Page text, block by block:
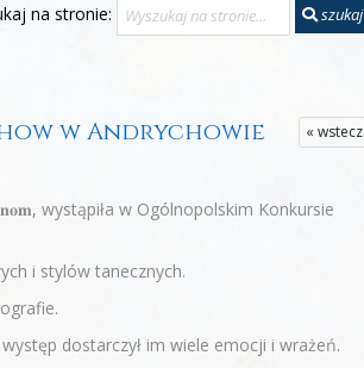
na stronie: szukaj
« wstecz
w Andrychowie
wystąpiła w Ogólnopolskim Konkursie
i stylów tanecznych.
dostarczył im wiele emocji i wrażeń.